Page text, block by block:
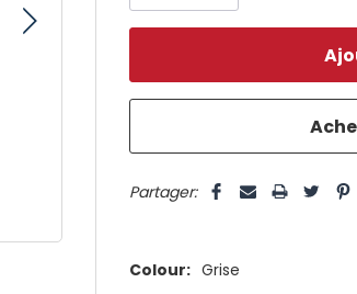
plus
Partager:
Colour: Grise